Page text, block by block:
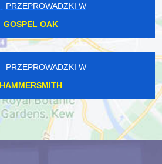
PRZEPROWADZKI W
GOSPEL OAK
PRZEPROWADZKI W
HAMMERSMITH